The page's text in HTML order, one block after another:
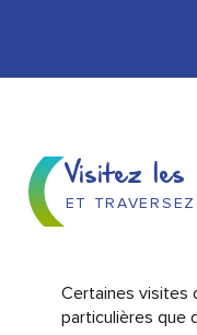
Visitez les
ET
Certaines visites
particulières que